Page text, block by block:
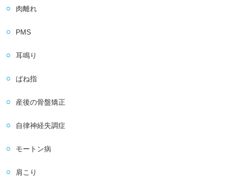
肉離れ
PMS
耳鳴り
ばね指
産後の骨盤矯正
自律神経失調症
モートン病
肩こり